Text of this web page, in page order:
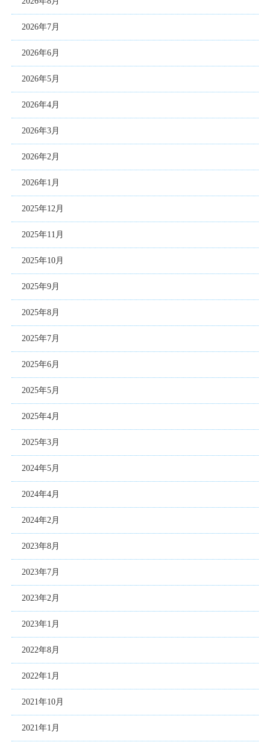
2026年7月
2026年6月
2026年5月
2026年4月
2026年3月
2026年2月
2026年1月
2025年12月
2025年11月
2025年10月
2025年9月
2025年8月
2025年7月
2025年6月
2025年5月
2025年4月
2025年3月
2024年5月
2024年4月
2024年2月
2023年8月
2023年7月
2023年2月
2023年1月
2022年8月
2022年1月
2021年10月
2021年1月